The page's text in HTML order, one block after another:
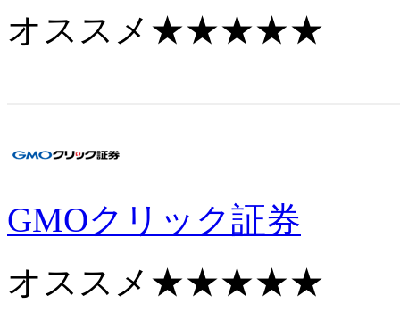
オススメ ★★★★★
GMOクリック証券
オススメ ★★★★★